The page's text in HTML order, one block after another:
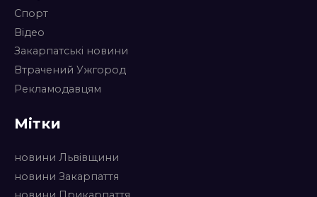
Спорт
Відео
Закарпатські новини
Втрачений Ужгород
Рекламодавцям
Мітки
новини Львівщини
новини Закарпаття